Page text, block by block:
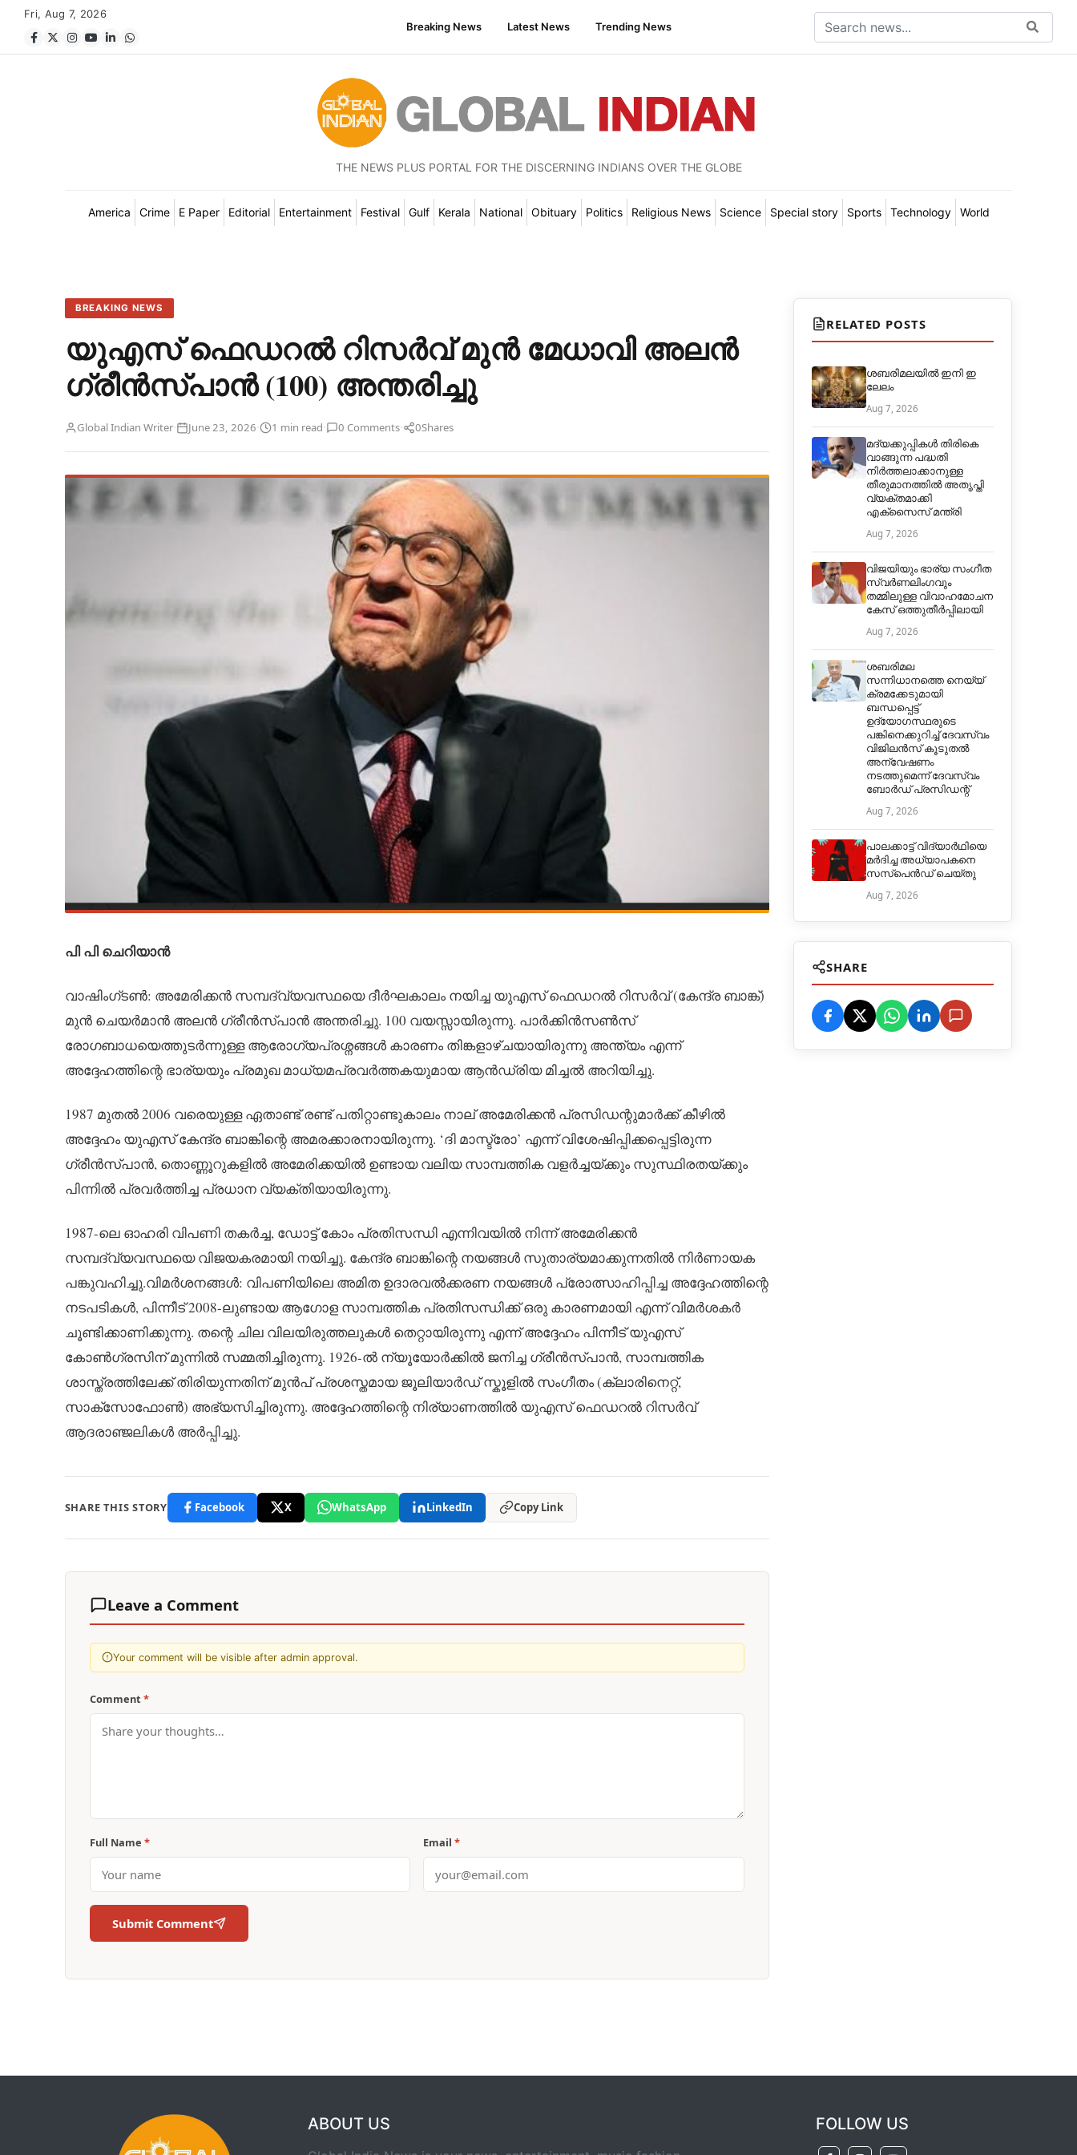
Fri, Aug 7, 2026
Breaking News
Latest News Trending News
THE NEWS PLUS PORTAL FOR THE DISCERNING INDIANS OVER THE GLOBE
America Crime E Paper Editorial Entertainment Festival Gulf Kerala National Obituary Politics Religious News Science Special story Sports Technology World
BREAKING NEWS
യുഎസ് ഫെഡറൽ റിസർവ് മുൻ മേധാവി അലൻ
ഗ്രീൻസ്പാൻ (100) അന്തരിച്ചു
Global Indian Writer· June 23, 2026· 1 min read· 0 Comments· 0Shares
പി പി ചെറിയാൻ
വാഷിംഗ്ടൺ: അമേരിക്കൻ സമ്പദ്‌വ്യവസ്ഥയെ ദീർഘകാലം നയിച്ച യുഎസ് ഫെഡറൽ റിസർവ് (കേന്ദ്ര ബാങ്ക്)
മുൻ ചെയർമാൻ അലൻ ഗ്രീൻസ്പാൻ അന്തരിച്ചു. 100 വയസ്സായിരുന്നു. പാർക്കിൻസൺസ്
രോഗബാധയെത്തുടർന്നുള്ള ആരോഗ്യപ്രശ്നങ്ങൾ കാരണം തിങ്കളാഴ്ചയായിരുന്നു അന്ത്യം എന്ന്
അദ്ദേഹത്തിന്റെ ഭാര്യയും പ്രമുഖ മാധ്യമപ്രവർത്തകയുമായ ആൻഡ്രിയ മിച്ചൽ അറിയിച്ചു.
1987 മുതൽ 2006 വരെയുള്ള ഏതാണ്ട് രണ്ട് പതിറ്റാണ്ടുകാലം നാല് അമേരിക്കൻ പ്രസിഡന്റുമാർക്ക് കീഴിൽ
അദ്ദേഹം യുഎസ് കേന്ദ്ര ബാങ്കിന്റെ അമരക്കാരനായിരുന്നു. ‘ദി മാസ്ട്രോ’ എന്ന് വിശേഷിപ്പിക്കപ്പെട്ടിരുന്ന
ഗ്രീൻസ്പാൻ, തൊണ്ണൂറുകളിൽ അമേരിക്കയിൽ ഉണ്ടായ വലിയ സാമ്പത്തിക വളർച്ചയ്ക്കും സുസ്ഥിരതയ്ക്കും
പിന്നിൽ പ്രവർത്തിച്ച പ്രധാന വ്യക്തിയായിരുന്നു.
1987-ലെ ഓഹരി വിപണി തകർച്ച, ഡോട്ട് കോം പ്രതിസന്ധി എന്നിവയിൽ നിന്ന് അമേരിക്കൻ
സമ്പദ്‌വ്യവസ്ഥയെ വിജയകരമായി നയിച്ചു. കേന്ദ്ര ബാങ്കിന്റെ നയങ്ങൾ സുതാര്യമാക്കുന്നതിൽ നിർണായക
പങ്കുവഹിച്ചു.വിമർശനങ്ങൾ: വിപണിയിലെ അമിത ഉദാരവൽക്കരണ നയങ്ങൾ പ്രോത്സാഹിപ്പിച്ച അദ്ദേഹത്തിന്റെ
നടപടികൾ, പിന്നീട് 2008-ലുണ്ടായ ആഗോള സാമ്പത്തിക പ്രതിസന്ധിക്ക് ഒരു കാരണമായി എന്ന് വിമർശകർ
ചൂണ്ടിക്കാണിക്കുന്നു. തന്റെ ചില വിലയിരുത്തലുകൾ തെറ്റായിരുന്നു എന്ന് അദ്ദേഹം പിന്നീട് യുഎസ്
കോൺഗ്രസിന് മുന്നിൽ സമ്മതിച്ചിരുന്നു. 1926-ൽ ന്യൂയോർക്കിൽ ജനിച്ച ഗ്രീൻസ്പാൻ, സാമ്പത്തിക
ശാസ്ത്രത്തിലേക്ക് തിരിയുന്നതിന് മുൻപ് പ്രശസ്തമായ ജൂലിയാർഡ് സ്കൂളിൽ സംഗീതം (ക്ലാരിനെറ്റ്,
സാക്സോഫോൺ) അഭ്യസിച്ചിരുന്നു. അദ്ദേഹത്തിന്റെ നിര്യാണത്തിൽ യുഎസ് ഫെഡറൽ റിസർവ്
ആദരാഞ്ജലികൾ അർപ്പിച്ചു.
SHARE THIS STORY Facebook X WhatsApp LinkedIn Copy Link
Leave a Comment
Your comment will be visible after admin approval.
Comment *
Full Name * Email*
Submit Comment
RELATED POSTS
ശബരിമലയിൽ ഇനി ഇ
ലേലം
Aug 7, 2026
മദ്യക്കുപ്പികള്‍ തിരികെ
വാങ്ങുന്ന പദ്ധതി
നിര്‍ത്തലാക്കാനുള്ള
തീരുമാനത്തില്‍ അതൃപ്തി
വ്യക്തമാക്കി
എക്‌സൈസ് മന്ത്രി
Aug 7, 2026
വിജയിയും ഭാര്യ സംഗീത
സ്വര്‍ണലിംഗവും
തമ്മിലുള്ള വിവാഹമോചന
കേസ് ഒത്തുതീര്‍പ്പിലായി
Aug 7, 2026
ശബരിമല
സന്നിധാനത്തെ നെയ്യ്
ക്രമക്കേടുമായി
ബന്ധപ്പെട്ട്
ഉദ്യോഗസ്ഥരുടെ
പങ്കിനെക്കുറിച്ച് ദേവസ്വം
വിജിലൻസ് കൂടുതൽ
അന്വേഷണം
നടത്തുമെന്ന് ദേവസ്വം
ബോർഡ് പ്രസിഡന്റ്
Aug 7, 2026
പാലക്കാട്ട് വിദ്യാർഥിയെ
മർദിച്ച അധ്യാപകനെ
സസ്പെൻഡ് ചെയ്തു
Aug 7, 2026
SHARE
ABOUT US FOLLOW US